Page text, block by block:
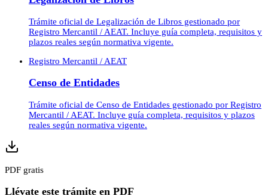
Trámite oficial de Legalización de Libros gestionado por
Registro Mercantil / AEAT. Incluye guía completa, requisitos y
plazos reales según normativa vigente.
Registro Mercantil / AEAT
Censo de Entidades
Trámite oficial de Censo de Entidades gestionado por Registro
Mercantil / AEAT. Incluye guía completa, requisitos y plazos
reales según normativa vigente.
PDF gratis
Llévate este trámite en PDF